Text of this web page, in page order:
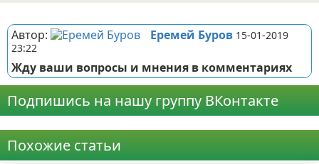
Автор: Еремей Буров 15-01-2019
23:22
Жду ваши вопросы и мнения в комментариях
Подпишись на нашу группу ВКонтакте
Похожие статьи